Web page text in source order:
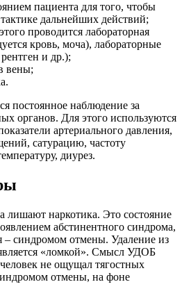
пациента для того, чтобы
дальнейших действий;
проводится лабораторная
кровь, моча), лабораторные
и др.);
вены;
постоянное наблюдение за
органов. Для этого используются
артериального давления,
сатурацию, частоту
диурез.
наркотика. Это состояние
абстинентного синдрома,
– синдромом отмены. Удаление из
«ломкой». Смысл УДОБ
не ощущал тягостных
отмены, на фоне